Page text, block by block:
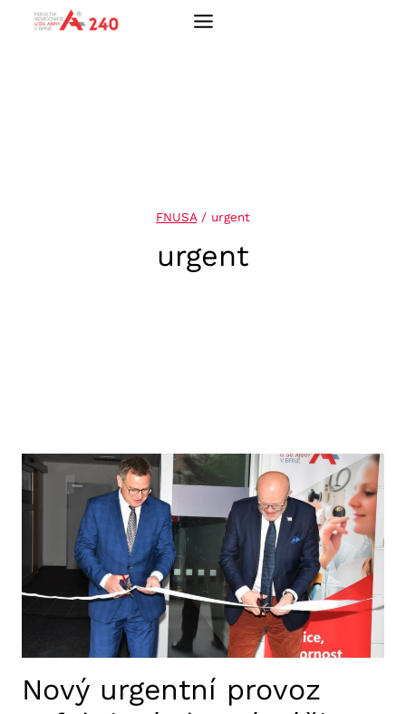
Přeskočit
FNUSA / urgent
urgent
Nový urgentní provoz